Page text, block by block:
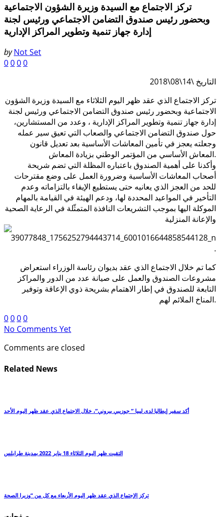
تركز الاجتماع مع السيدة وزيرة الشؤون الاجتماعية
وبحضور رئيس صندوق التضامن الاجتماعي ورئيس لجنة
إدارة جهاز تنمية وتطوير المراكز الإدارية
by Not Set
0000
التاريخ \14\08\2018
تركز الاجتماع الذي عقد ظهر اليوم الثلاثاء مع السيدة وزيرة الشؤون
الاجتماعية وبحضور رئيس صندوق التضامن الاجتماعي ورئيس لجنة
إدارة جهاز تنمية وتطوير المراكز الإدارية ، وعدد من المستشارين،
حول صندوق التضامن الاجتماعي والصعاب التي تعيق سير عمله
وجعلته يعجز في تأمين المعاشات الأساسية بعد تعديل قانون
المعاش الأساسي من المؤتمر الوطني بزيادة المعاش.
وأكدنا على أهمية الصندوق باعتباره المظلة التي تضم شريحة
أصحاب المعاشات الأساسية وضرورة العمل على وضع مقترحات
للحد من العجز الذي يعانيه حتى يستطيع الإيفاء بالتزاماته وعدم
التأخير في المواعيد المحددة لها، ودعم الهيئة في القيامة بالمهام
الموكلة اليها بموجب التشريعات النافذة المتمثّلة في الرعاية الصحية
والإعانة المنزلية
.
كما تم خلال الاجتماع الذي عقد بديوان رئاسة الوزراء استعراض
مشروعات الصندوق والعمل على صيانة عدد من الدور والمراكز
التابعة للصندوق في إطار الاهتمام بشريحة ذوي الإعاقة وتوفير
المناخ الملائم لهم.
0000
No Comments Yet
Comments are closed
Related News
أكد سفير إيطاليا لدى ليبيا ” جوزيبي بيروني”، خلال الاجتماع الذي عقد ظهر اليوم الأحد
التقيت ظهر اليوم الثلاثاء 18 يناير 2022 بمدينة طرابلس
تركز الإجتماع الذي عقد ظهر اليوم الأربعاء مع كل من “وزيرا الصحة